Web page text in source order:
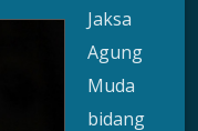
Jaksa
Agung
Muda
bidang